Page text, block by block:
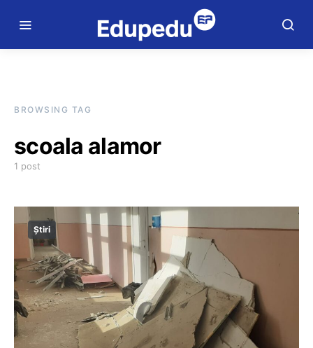
BROWSING TAG
scoala alamor
1 post
Știri